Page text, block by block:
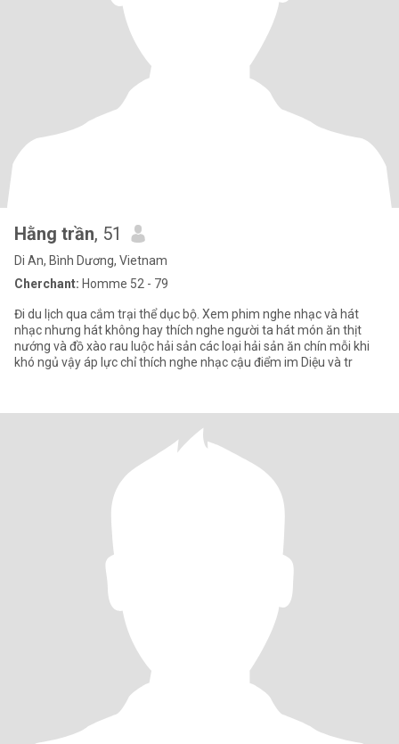
Hằng trần, 51
Di An, Bình Dương, Vietnam
Cherchant: Homme 52 - 79
Đi du lịch qua cắm trại thể dục bộ. Xem phim nghe nhạc và hát
nhạc nhưng hát không hay thích nghe người ta hát món ăn thịt
nướng và đồ xào rau luộc hải sản các loại hải sản ăn chín mỗi khi
khó ngủ vậy áp lực chỉ thích nghe nhạc cậu điểm im Diệu và tr